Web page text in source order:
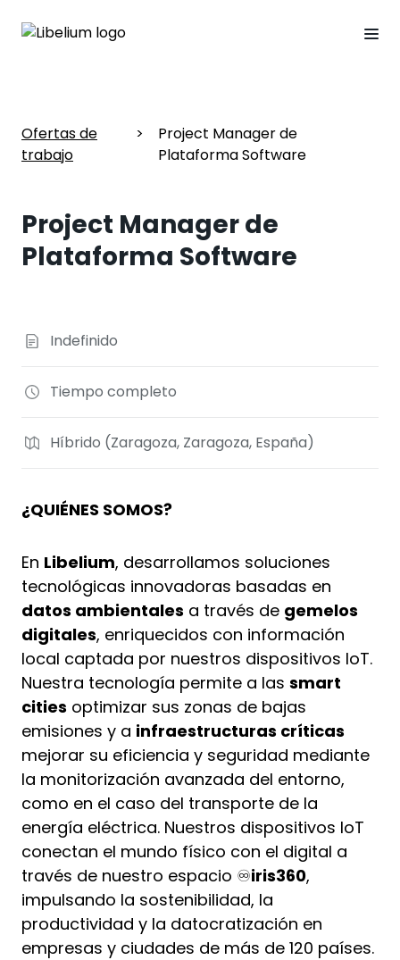
Ofertas de
trabajo
>
Project Manager de
Plataforma Software
Project Manager de
Plataforma Software
Indefinido
Tiempo completo
Híbrido (Zaragoza, Zaragoza, España)
¿QUIÉNES SOMOS?
En Libelium, desarrollamos soluciones
tecnológicas innovadoras basadas en
datos ambientales a través de gemelos
digitales, enriquecidos con información
local captada por nuestros dispositivos IoT.
Nuestra tecnología permite a las smart
cities optimizar sus zonas de bajas
emisiones y a infraestructuras críticas
mejorar su eficiencia y seguridad mediante
la monitorización avanzada del entorno,
como en el caso del transporte de la
energía eléctrica. Nuestros dispositivos IoT
conectan el mundo físico con el digital a
través de nuestro espacio ♾️iris360,
impulsando la sostenibilidad, la
productividad y la datocratización en
empresas y ciudades de más de 120 países.